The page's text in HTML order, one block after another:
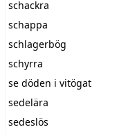
schackra
schappa
schlagerbög
schyrra
se döden i vitögat
sedelära
sedeslös